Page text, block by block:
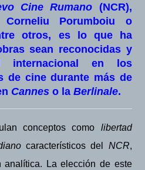
Cine Rumano (NCR),
Porumboiu o
otros, es lo que ha
sean reconocidas y
internacional en los
de cine durante más de
Cannes o laBerlinale.
conceptos como libertad
característicos del NCR,
analítica. La elección de este